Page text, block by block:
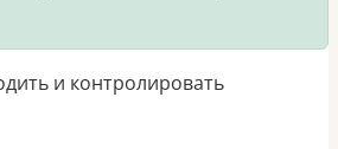
и контролировать